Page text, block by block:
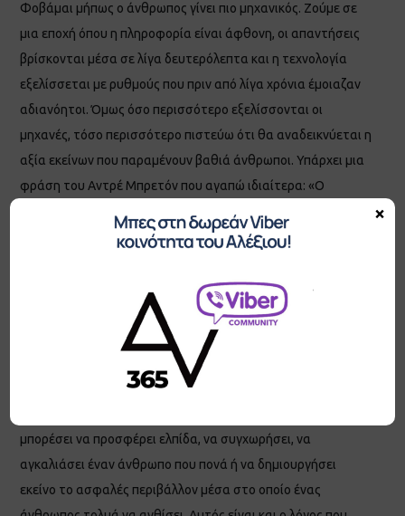
Φοβάμαι μήπως ο άνθρωπος γίνει πιο μηχανικός. Ζούμε σε
μια εποχή όπου η πληροφορία είναι άφθονη, οι απαντήσεις
βρίσκονται μέσα σε λίγα δευτερόλεπτα και η τεχνολογία
εξελίσσεται με ρυθμούς που πριν από λίγα χρόνια έμοιαζαν
αδιανόητοι. Όμως όσο περισσότερο εξελίσσονται οι
μηχανές, τόσο περισσότερο πιστεύω ότι θα αναδεικνύεται η
αξία εκείνων που παραμένουν βαθιά άνθρωποι. Υπάρχει μια
φράση του Αντρέ Μπρετόν που αγαπώ ιδιαίτερα: «Ο
Και πιστεύω ότι ποτέ άλλοτε αυτή η φράση δεν ήταν τόσο
είναι να δημιουργήσουμε εξυπνότερες μηχανές. Είναι να μη
χάσουμε την ανθρωπιά μας. Η τεχνητή νοημοσύνη μπορεί να
αναλύσει δεδομένα, να γράψει κείμενα και να πάρει
αποφάσεις με βάση αλγορίθμους. Δεν θα μπορέσει όμως
ποτέ να αγαπήσει. Δεν θα μπορέσει να εμπνεύσει έναν
μπορέσει να προσφέρει ελπίδα, να συγχωρήσει, να
αγκαλιάσει έναν άνθρωπο που πονά ή να δημιουργήσει
εκείνο το ασφαλές περιβάλλον μέσα στο οποίο ένας
×